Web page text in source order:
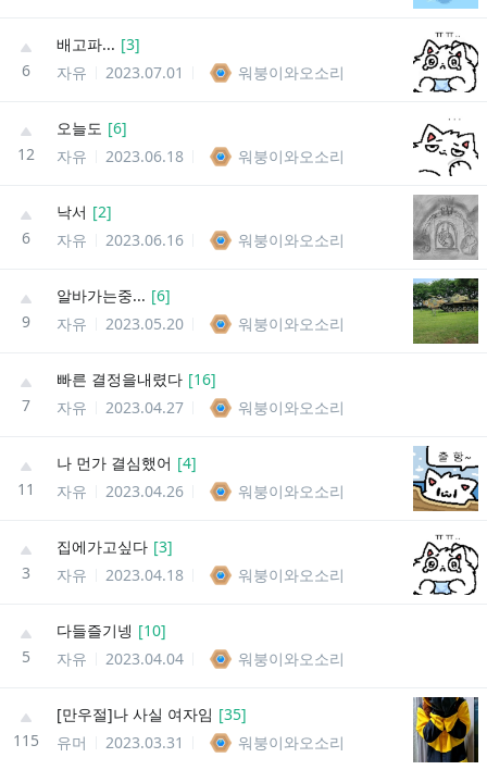
6
배고파... [3]
자유
2023.07.01 워붕이와오소리
12
오늘도 [6]
자유
2023.06.18 워붕이와오소리
6
낙서 [2]
자유
2023.06.16 워붕이와오소리
9
알바가는중... [6]
자유
2023.05.20 워붕이와오소리
7
빠른 결정을내렸다 [16]
자유
2023.04.27 워붕이와오소리
11
나 먼가 결심했어 [4]
자유
2023.04.26 워붕이와오소리
3
집에가고싶다 [3]
자유
2023.04.18 워붕이와오소리
5
다들즐기넹 [10]
자유
2023.04.04 워붕이와오소리
115
[만우절]나 사실 여자임 [35]
유머
2023.03.31 워붕이와오소리